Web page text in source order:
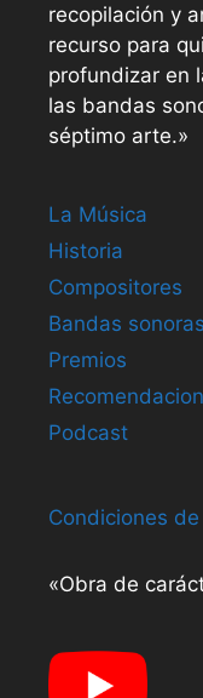
recopilación y
recurso para
profundizar en
las bandas
séptimo arte.»
La Música
Historia
Compositores
Bandas sonoras
Premios
Podcast
Condiciones
«Obra de